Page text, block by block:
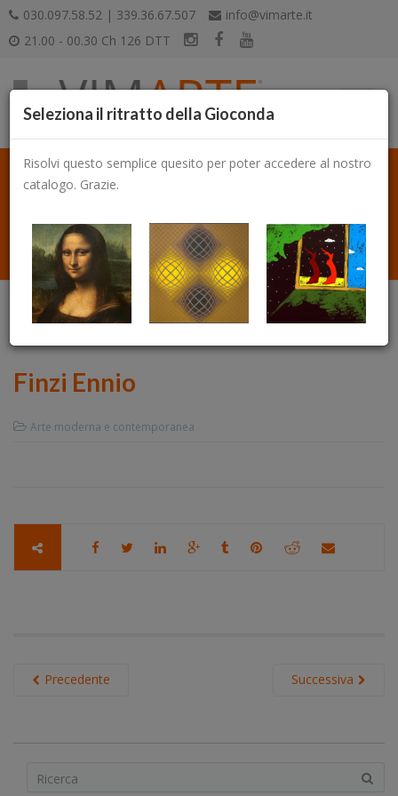
030.097.58.52 | 339.36.67.507
info@vimarte.it
21.00 - 00.30 Ch 126 DTT
Finzi Ennio
Arte moderna e contemporanea
Successiva
Precedente
Seleziona il ritratto della Gioconda
Risolvi questo semplice quesito per poter accedere al nostro
catalogo. Grazie.